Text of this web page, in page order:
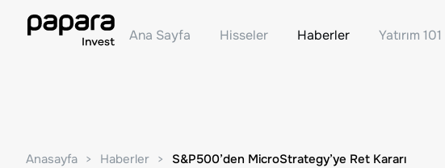
Ana Sayfa Hisseler Haberler Yatırım 101
Anasayfa Haberler S&P500’den MicroStrategy’ye Ret Kararı